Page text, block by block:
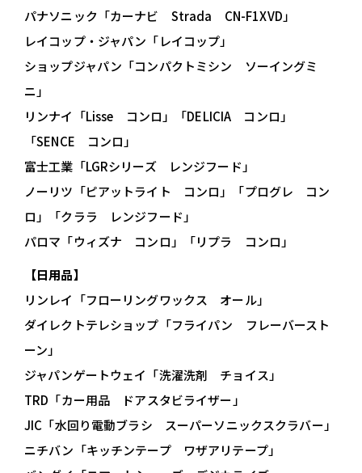
パナソニック「カーナビ Strada CN-F1XVD」
レイコップ・ジャパン「レイコップ」
ショップジャパン「コンパクトミシン ソーイングミ
ニ」
リンナイ「Lisse コンロ」「DELICIA コンロ」
「SENCE コンロ」
富士工業「LGRシリーズ レンジフード」
ノーリツ「ピアットライト コンロ」「プログレ コン
ロ」「クララ レンジフード」
パロマ「ウィズナ コンロ」「リプラ コンロ」
【日用品】
リンレイ「フローリングワックス オール」
ダイレクトテレショップ「フライパン フレーバースト
ーン」
ジャパンゲートウェイ「洗濯洗剤 チョイス」
TRD「カー用品 ドアスタビライザー」
JIC「水回り電動ブラシ スーパーソニックスクラバー」
ニチバン「キッチンテープ ワザアリテープ」